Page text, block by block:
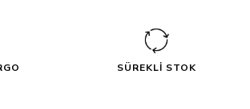
SÜREKLİ STOK